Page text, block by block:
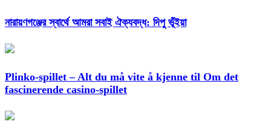
নারায়ণগঞ্জের স্বার্থে আমরা সবাই ঐক্যবদ্ধ: দিপু ভূঁইয়া
Plinko-spillet – Alt du må vite å kjenne til Om det
fascinerende casino-spillet